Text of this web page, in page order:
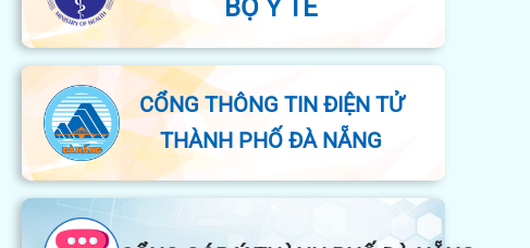
BỘ Y TẾ
CỔNG THÔNG TIN ĐIỆN TỬ
THÀNH PHỐ ĐÀ NẴNG